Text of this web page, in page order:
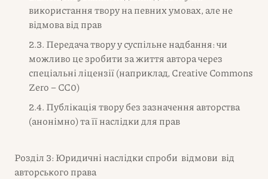
використання твору на певних умовах, але не
відмова від прав
2.3. Передача твору у суспільне надбання: чи
можливо це зробити за життя автора через
спеціальні ліцензії (наприклад, Creative Commons
Zero – CC0)
2.4. Публікація твору без зазначення авторства
(анонімно) та її наслідки для прав
Розділ 3: Юридичні наслідки спроби відмови від
авторського права